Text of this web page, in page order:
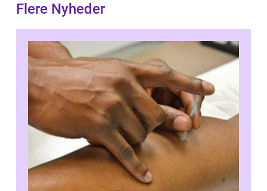
Flere Nyheder